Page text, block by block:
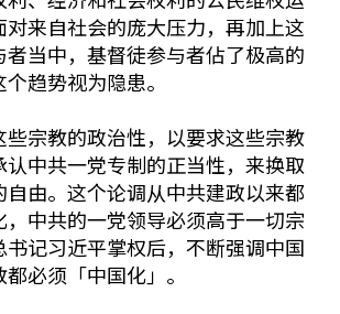
对来自社会的庞大压力，再加上这
当中，基督徒参与者佔了极高的
趋势视为隐患。
些宗教的政治性，以要求这些宗教
中共一党专制的正当性，来换取
自由。这个论调从中共建政以来都
中共的一党领导必须高于一切宗
记习近平掌权后，不断强调中国
必须「中国化」。